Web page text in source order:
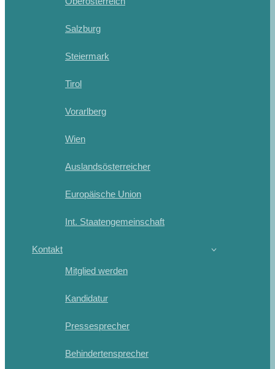
Salzburg
Steiermark
Tirol
Vorarlberg
Wien
Auslandsösterreicher
Europäische Union
Int. Staatengemeinschaft
Kontakt
Mitglied werden
Kandidatur
Pressesprecher
Behindertensprecher